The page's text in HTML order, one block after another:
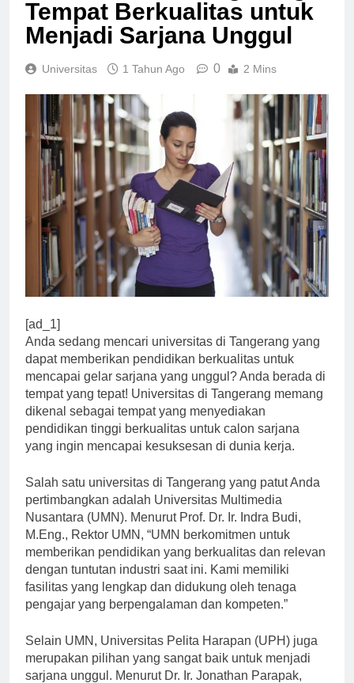
Tempat Berkualitas untuk
Menjadi Sarjana Unggul
Universitas 1 Tahun Ago 0 2 Mins
[ad_1]
Anda sedang mencari universitas di Tangerang yang
dapat memberikan pendidikan berkualitas untuk
mencapai gelar sarjana yang unggul? Anda berada di
tempat yang tepat! Universitas di Tangerang memang
dikenal sebagai tempat yang menyediakan
pendidikan tinggi berkualitas untuk calon sarjana
yang ingin mencapai kesuksesan di dunia kerja.
Salah satu universitas di Tangerang yang patut Anda
pertimbangkan adalah Universitas Multimedia
Nusantara (UMN). Menurut Prof. Dr. Ir. Indra Budi,
M.Eng., Rektor UMN, “UMN berkomitmen untuk
memberikan pendidikan yang berkualitas dan relevan
dengan tuntutan industri saat ini. Kami memiliki
fasilitas yang lengkap dan didukung oleh tenaga
pengajar yang berpengalaman dan kompeten.”
Selain UMN, Universitas Pelita Harapan (UPH) juga
merupakan pilihan yang sangat baik untuk menjadi
sarjana unggul. Menurut Dr. Ir. Jonathan Parapak,